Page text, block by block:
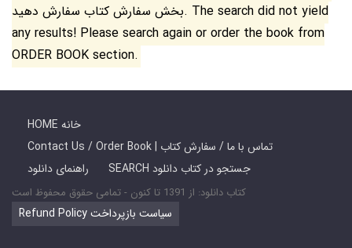
بخش سفارش کتاب سفارش دهید. The search did not yield
any results! Please search again or order the book from
ORDER BOOK section.
HOME خانه
Contact Us / Order Book | تماس با ما / سفارش کتاب
راهنمای دانلود
SEARCH جستجو در کتاب دانلود
کتاب دانلود: از 1391 تا کنون - تمامی حقوق محفوظ است
Refund Policy سیاست بازپرداخت